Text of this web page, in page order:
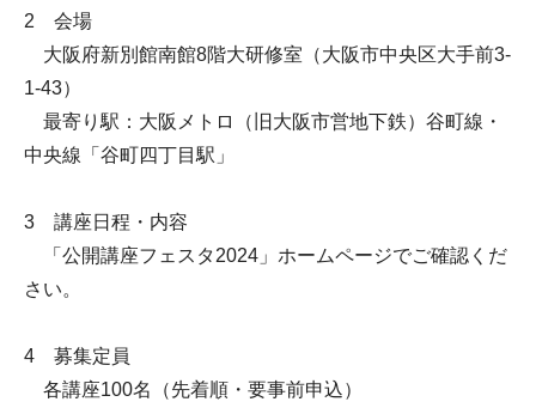
2 会場
大阪府新別館南館8階大研修室（大阪市中央区大手前3-
1-43）
最寄り駅：大阪メトロ（旧大阪市営地下鉄）谷町線・
中央線「谷町四丁目駅」
3 講座日程・内容
「公開講座フェスタ2024」ホームページでご確認くだ
さい。
4 募集定員
各講座100名（先着順・要事前申込）